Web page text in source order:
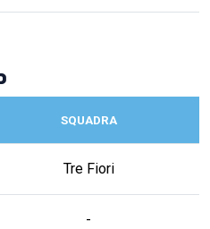
SQUADRA
Tre Fiori
-